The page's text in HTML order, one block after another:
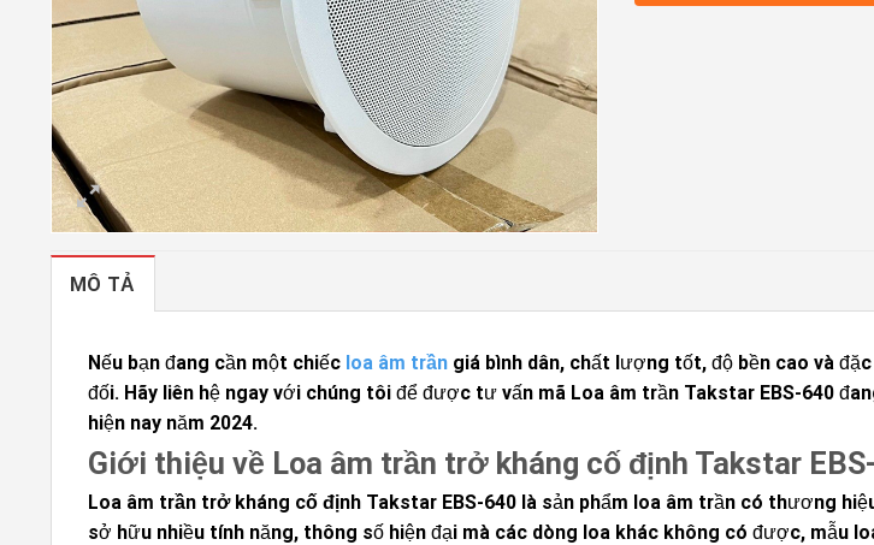
MÔ TẢ
Nếu bạn đang cần một chiếc loa âm trần giá bình dân, chất lượng tốt, độ bền cao và
đối. Hãy liên hệ ngay với chúng tôi để được tư vấn mã Loa âm trần Takstar EBS-640
hiện nay năm 2024.
Giới thiệu về Loa âm trần trở kháng cố định Takstar
Loa âm trần trở kháng cố định Takstar EBS-640 là sản phẩm loa âm trần có thương
sở hữu nhiều tính năng, thông số hiện đại mà các dòng loa khác không có được, mẫu